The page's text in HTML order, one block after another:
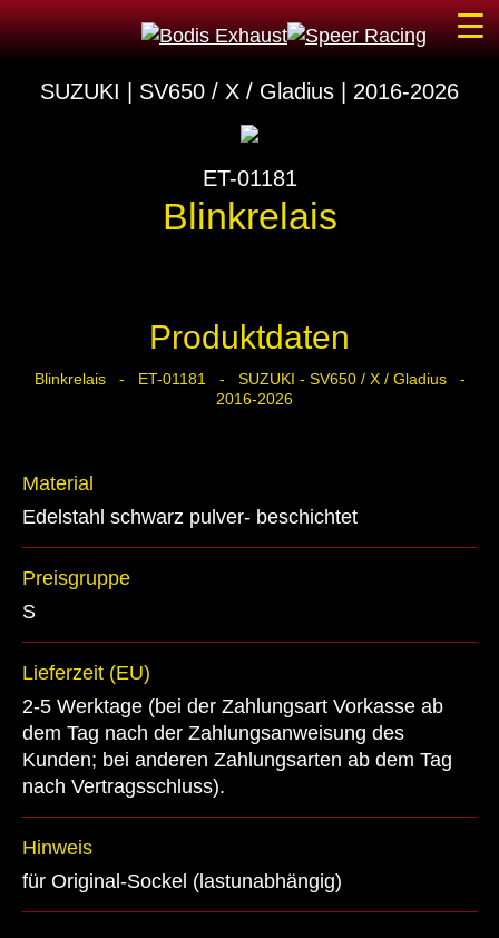
SUZUKI | SV650 / X / Gladius | 2016-2026
ET-01181
Blinkrelais
Produktdaten
Blinkrelais - ET-01181 - SUZUKI - SV650 / X / Gladius -
2016-2026
Material
Edelstahl schwarz pulver- beschichtet
Preisgruppe
S
Lieferzeit (EU)
2-5 Werktage (bei der Zahlungsart Vorkasse ab
dem Tag nach der Zahlungsanweisung des
Kunden; bei anderen Zahlungsarten ab dem Tag
nach Vertragsschluss).
Hinweis
für Original-Sockel (lastunabhängig)
☰